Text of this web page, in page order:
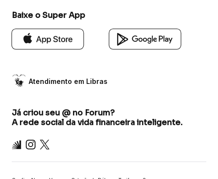
Baixe o Super App
Atendimento em Libras
Já criou seu @ no Forum?
A rede social da vida financeira inteligente.
Inter Instagram
X